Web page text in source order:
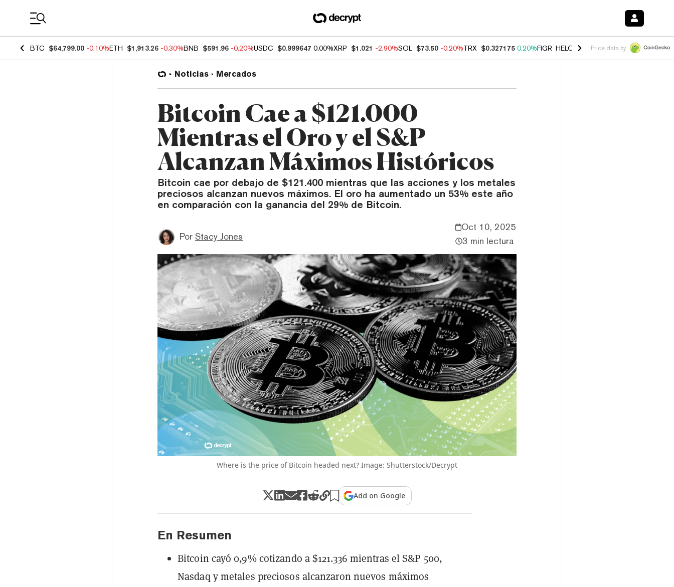
BTC $64,799.00 -0.10%ETH $1,913.26 -0.30%BNB $591.96 -0.20%USDC $0.999647 0.00%XRP $1.021 -2.90%SOL $73.50 -0.20%TRX $0.327175 0.20%FIGR_HELOC $1.028 0.80% HYPE $54.44
Price data by
Noticias Mercados
Bitcoin Cae a $121.000
Mientras el Oro y el S&P
Alcanzan Máximos Históricos
Bitcoin cae por debajo de $121.400 mientras que las acciones y los metales
preciosos alcanzan nuevos máximos. El oro ha aumentado un 53% este año
en comparación con la ganancia del 29% de Bitcoin.
Por Stacy Jones
Oct 10, 2025
3 min lectura
Where is the price of Bitcoin headed next? Image: Shutterstock/Decrypt
Add on Google
En Resumen
Bitcoin cayó 0,9% cotizando a $121.336 mientras el S&P 500,
Nasdaq y metales preciosos alcanzaron nuevos máximos